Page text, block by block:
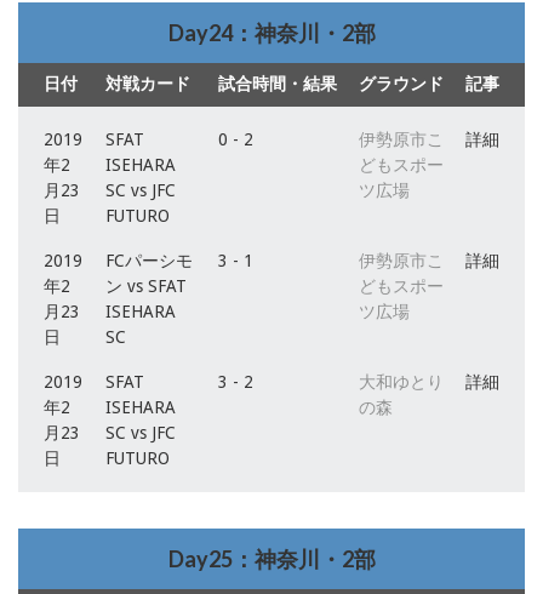
Day24：神奈川・2部
日付 対戦カード 試合時間・結果 グラウンド 記事
2019
年2
月23
日
SFAT
ISEHARA
SC vs JFC
FUTURO
0 - 2
伊勢原市こ
どもスポー
ツ広場
詳細
2019
年2
月23
日
FCパーシモ
ン vs SFAT
ISEHARA
SC
3 - 1
伊勢原市こ
どもスポー
ツ広場
詳細
2019
年2
月23
日
SFAT
ISEHARA
SC vs JFC
FUTURO
3 - 2
大和ゆとり
の森
詳細
Day25：神奈川・2部